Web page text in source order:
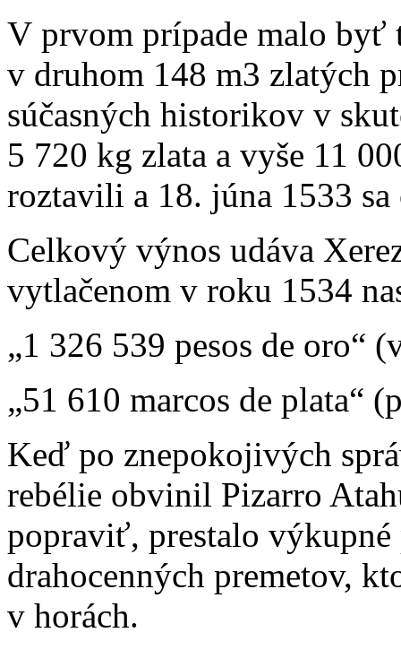
V prvom prípade malo byť
v druhom 148 m3 zlatých
súčasných historikov v
5 720 kg zlata a vyše 11
roztavili a 18. júna 1533
Celkový výnos udáva
vytlačenom v roku 1534
„1 326 539 pesos de oro“
„51 610 marcos de plata“
Keď po znepokojivých
rebélie obvinil Pizarro
popraviť, prestalo
drahocenných premetov,
v horách.